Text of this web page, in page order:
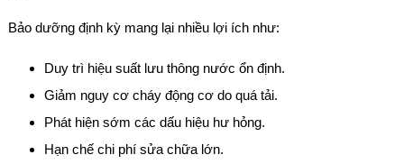
Bảo dưỡng định kỳ mang lại nhiều lợi ích như:
Duy trì hiệu suất lưu thông nước ổn định.
Giảm nguy cơ cháy động cơ do quá tải.
Phát hiện sớm các dấu hiệu hư hỏng.
Hạn chế chi phí sửa chữa lớn.